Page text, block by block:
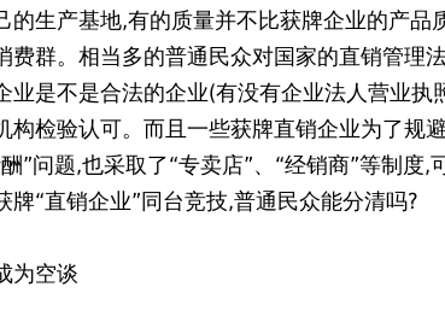
的生产基地,有的质量并不比获牌企业的产品
费群。相当多的普通民众对国家的直销管理
业是不是合法的企业(有没有企业法人营业执
构检验认可。而且一些获牌直销企业为了规
”问题,也采取了“专卖店”、“经销商”等制度,
牌“直销企业”同台竞技,普通民众能分清吗?
为空谈